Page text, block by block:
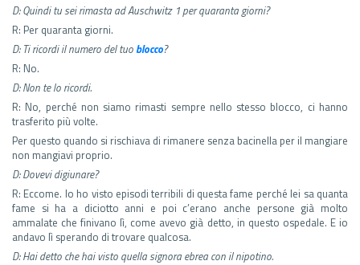
D: Quindi tu sei rimasta ad Auschwitz 1 per quaranta giorni?
R: Per quaranta giorni.
D: Ti ricordi il numero del tuoblocco?
R: No.
D: Non te lo ricordi.
R: No, perché non siamo rimasti sempre nello stesso blocco, ci hanno
trasferito più volte.
Per questo quando si rischiava di rimanere senza bacinella per il mangiare
non mangiavi proprio.
D: Dovevi digiunare?
R: Eccome. Io ho visto episodi terribili di questa fame perché lei sa quanta
fame si ha a diciotto anni e poi c’erano anche persone già molto
ammalate che finivano lì, come avevo già detto, in questo ospedale. E io
andavo lì sperando di trovare qualcosa.
D: Hai detto che hai visto quella signora ebrea con il nipotino.